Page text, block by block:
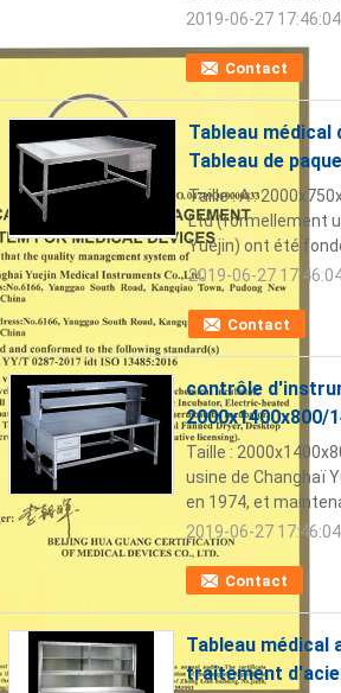
Contact
2019-06-27 17:46:04
Tableau
Tableau de
Contact
Taille : A :
Ltd (formellement
Yuejin) ont été
2019-06-27
contrôle
2000x1400x800/
Contact
Taille :
usine de Changhaï
en 1974, et
2019-06-27 17:46:04
Tableau médical
traitement